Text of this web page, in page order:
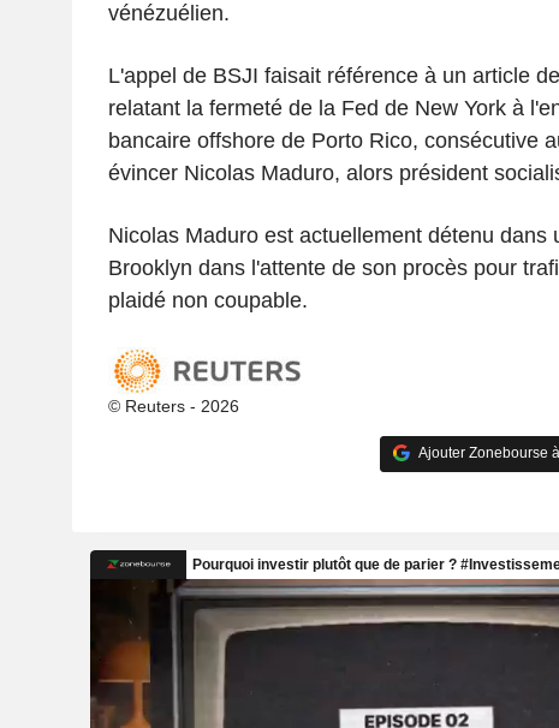
vénézuélien.
L'appel de BSJI faisait référence à un article
relatant la fermeté de la Fed de New York à
bancaire offshore de Porto Rico, consécutive
évincer Nicolas Maduro, alors président
Nicolas Maduro est actuellement détenu dans
Brooklyn dans l'attente de son procès pour
plaidé non coupable.
© Reuters - 2026
Ajouter Zonebourse